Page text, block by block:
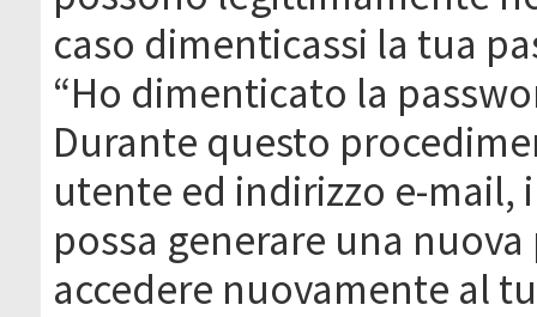
caso dimenticassi la tua
“Ho dimenticato la
Durante questo
utente ed indirizzo e-mail,
possa generare una
accedere nuovamente al